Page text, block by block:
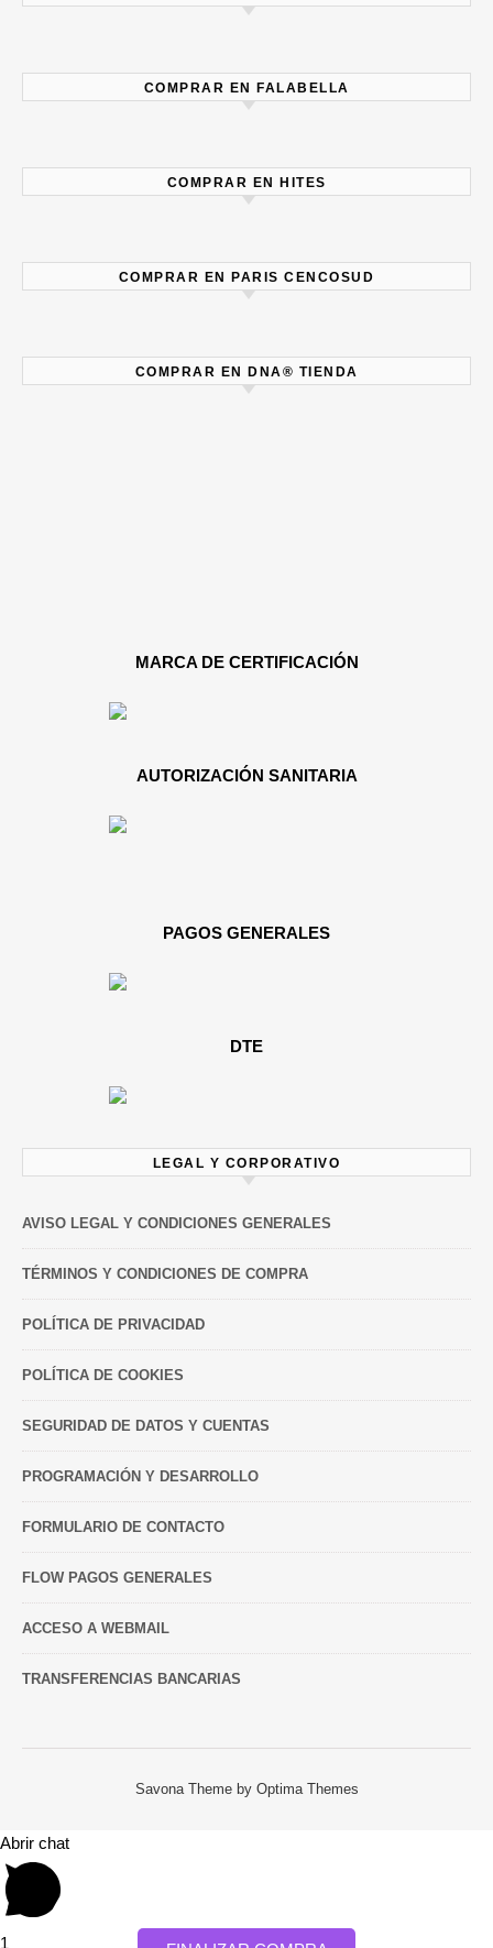
COMPRAR EN FALABELLA
COMPRAR EN HITES
COMPRAR EN PARIS CENCOSUD
COMPRAR EN DNA® TIENDA
MARCA DE CERTIFICACIÓN
AUTORIZACIÓN SANITARIA
PAGOS GENERALES
DTE
LEGAL Y CORPORATIVO
AVISO LEGAL Y CONDICIONES GENERALES
TÉRMINOS Y CONDICIONES DE COMPRA
POLÍTICA DE PRIVACIDAD
POLÍTICA DE COOKIES
SEGURIDAD DE DATOS Y CUENTAS
PROGRAMACIÓN Y DESARROLLO
FORMULARIO DE CONTACTO
FLOW PAGOS GENERALES
ACCESO A WEBMAIL
TRANSFERENCIAS BANCARIAS
Savona Theme by Optima Themes
Abrir chat
1